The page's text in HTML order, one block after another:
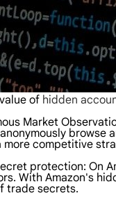
of hidden
Market
more competitive
protection: On
With Amazon's
trade secrets.